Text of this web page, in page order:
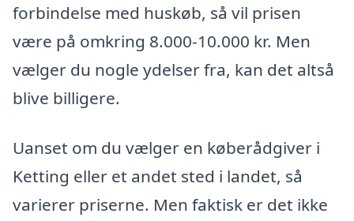
forbindelse med huskøb, så vil prisen
være på omkring 8.000-10.000 kr. Men
vælger du nogle ydelser fra, kan det altså
blive billigere.
Uanset om du vælger en køberådgiver i
Ketting eller et andet sted i landet, så
varierer priserne. Men faktisk er det ikke